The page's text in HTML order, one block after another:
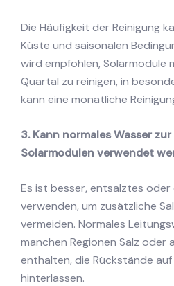
Die Häufigkeit der Reinigung
Küste und saisonalen
wird empfohlen, Solarmodule
Quartal zu reinigen, in
kann eine monatliche
3. Kann normales Wasser
Solarmodulen verwendet
Es ist besser, entsalztes
verwenden, um zusätzliche
vermeiden. Normales
manchen Regionen Salz oder
enthalten, die Rückstände
hinterlassen.